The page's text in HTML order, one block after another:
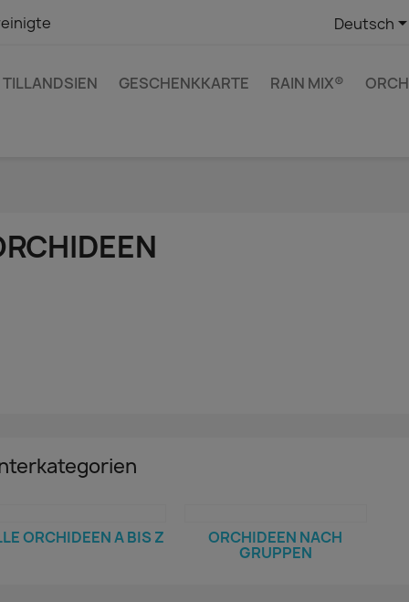
Deutsch
TILLANDSIEN GESCHENKKARTE RAIN MIX®
ORCHIDEEN A BIS Z ORCHIDEEN NACH
GRUPPEN